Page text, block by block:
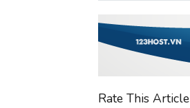
Rate This Article